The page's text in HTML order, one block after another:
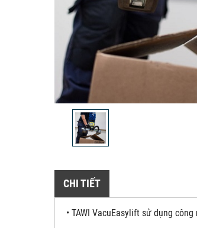
CHI TIẾT
• TAWI VacuEasylift sử dụng